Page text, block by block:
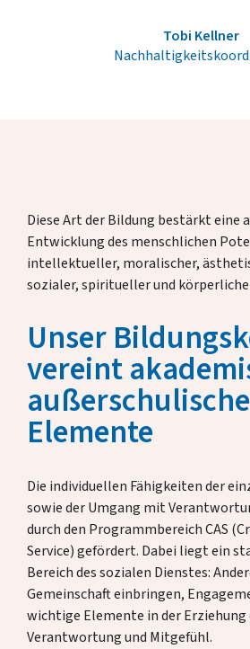
Tobi Kellner
Diese Art der Bildung bestärkt eine
Entwicklung des menschlichen
intellektueller, moralischer,
sozialer, spiritueller und
Unser
vereint
außerschulische
Elemente
Die individuellen Fähigkeiten der
sowie der Umgang mit
durch den Programmbereich CAS
Service) gefördert. Dabei liegt ein
Bereich des sozialen Dienstes:
Gemeinschaft einbringen,
wichtige Elemente in der Erziehung
Verantwortung und Mitgefühl.